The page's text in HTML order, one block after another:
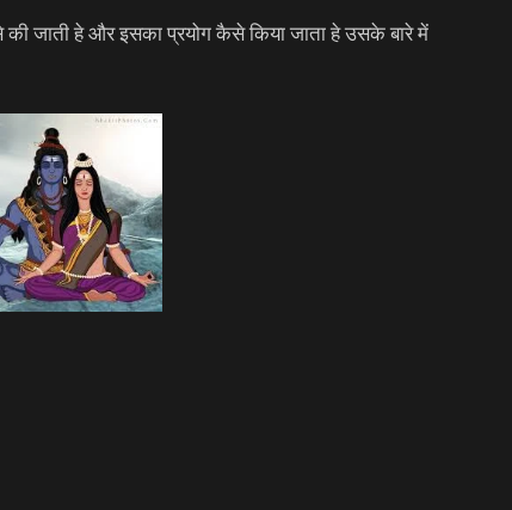
की जाती हे और इसका प्रयोग कैसे किया जाता हे उसके बारे में